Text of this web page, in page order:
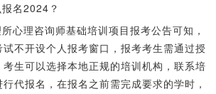
名2024？
心理咨询师基础培训项目报考公告可知，
不开设个人报考窗口，报考考生需通过授
生可以选择本地正规的培训机构，联系培
代报名，在报名之前需完成要求的学时，